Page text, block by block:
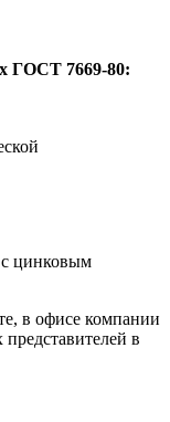
ГОСТ 7669-80:
с цинковым
в офисе компании
в